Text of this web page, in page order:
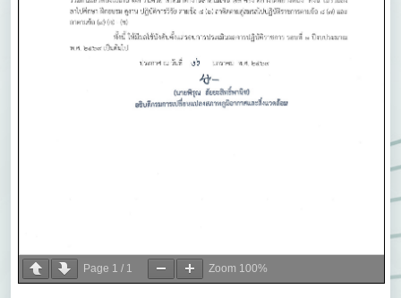
Page 1 / 1 Zoom 100%